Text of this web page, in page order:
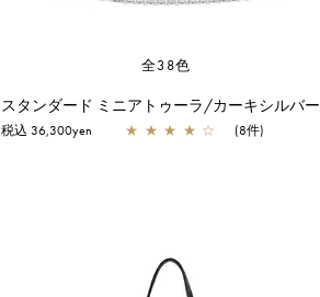
全38色
スタンダード ミニアトゥーラ/カーキシルバー
税込 36,300yen ★ ★ ★ ★ ☆ (8件)